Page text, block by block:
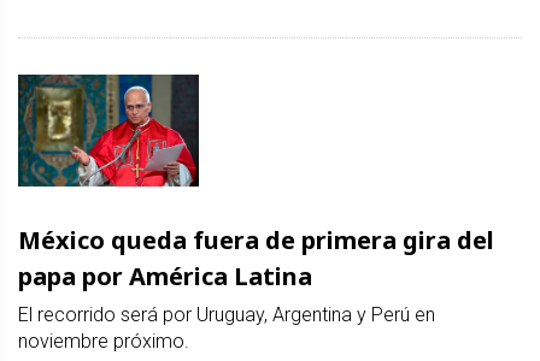
México queda fuera de primera gira del
papa por América Latina
El recorrido será por Uruguay, Argentina y Perú en
noviembre próximo.